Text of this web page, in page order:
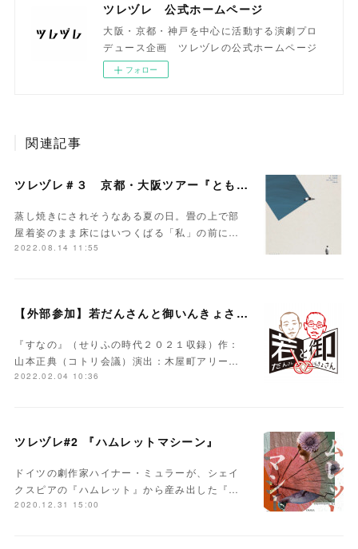
ツレヅレ 公式ホームページ
大阪・京都・神戸を中心に活動する演劇プロ
デュース企画 ツレヅレの公式ホームページ
フォロー
関連記事
ツレヅレ＃３ 京都・大阪ツアー『ともだちが来た』
蒸し焼きにされそうなある夏の日。畳の上で部
屋着姿のまま床にはいつくばる「私」の前に…
2022.08.14 11:55
【外部参加】若だんさんと御いんきょさん参加作品 『すなの』
『すなの』（せりふの時代２０２１収録）作：
山本正典（コトリ会議）演出：木屋町アリー…
2022.02.04 10:36
ツレヅレ#2 『ハムレットマシーン』
ドイツの劇作家ハイナー・ミュラーが、シェイ
クスピアの『ハムレット』から産み出した『…
2020.12.31 15:00